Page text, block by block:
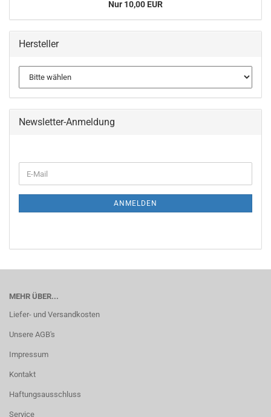
Nur 10,00 EUR
Hersteller
Newsletter-Anmeldung
ZUR
E-
Mail
ANMELDEN
MEHR ÜBER...
Liefer- und Versandkosten
Unsere AGB's
Impressum
Kontakt
Haftungsausschluss
Service